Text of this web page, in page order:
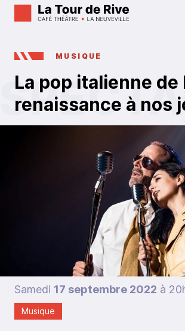
MUSIQUE
La pop italienne de
renaissance à nos
Samedi 17 septembre 2022 à
Musique